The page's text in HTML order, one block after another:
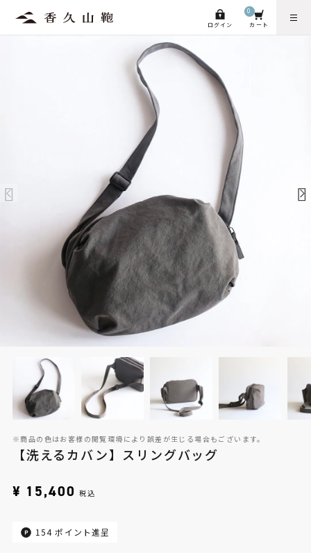
ログイン カート
0
※商品の色はお客様の閲覧環境により誤差が生じる場合もございます。
【洗えるカバン】スリングバッグ
¥ 15,400 税込
154 ポイント進呈